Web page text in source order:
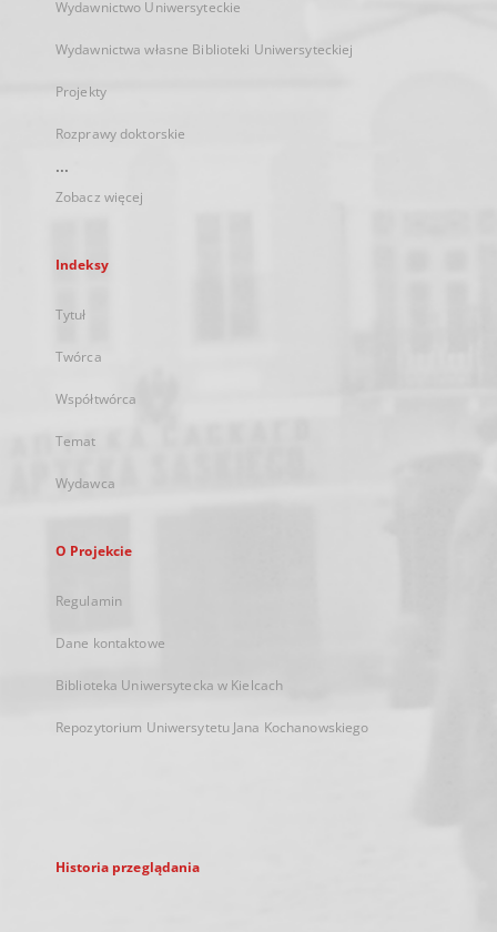
Wydawnictwo Uniwersyteckie
Wydawnictwa własne Biblioteki Uniwersyteckiej
Projekty
Rozprawy doktorskie
...
Zobacz więcej
Indeksy
Tytuł
Twórca
Współtwórca
Temat
Wydawca
O Projekcie
Regulamin
Dane kontaktowe
Biblioteka Uniwersytecka w Kielcach
Repozytorium Uniwersytetu Jana Kochanowskiego
Historia przeglądania